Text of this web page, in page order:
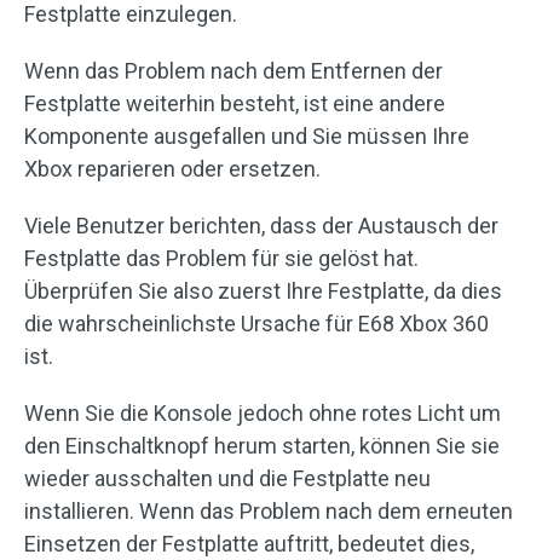
Festplatte einzulegen.
Wenn das Problem nach dem Entfernen der
Festplatte weiterhin besteht, ist eine andere
Komponente ausgefallen und Sie müssen Ihre
Xbox reparieren oder ersetzen.
Viele Benutzer berichten, dass der Austausch der
Festplatte das Problem für sie gelöst hat.
Überprüfen Sie also zuerst Ihre Festplatte, da dies
die wahrscheinlichste Ursache für E68 Xbox 360
ist.
Wenn Sie die Konsole jedoch ohne rotes Licht um
den Einschaltknopf herum starten, können Sie sie
wieder ausschalten und die Festplatte neu
installieren. Wenn das Problem nach dem erneuten
Einsetzen der Festplatte auftritt, bedeutet dies,